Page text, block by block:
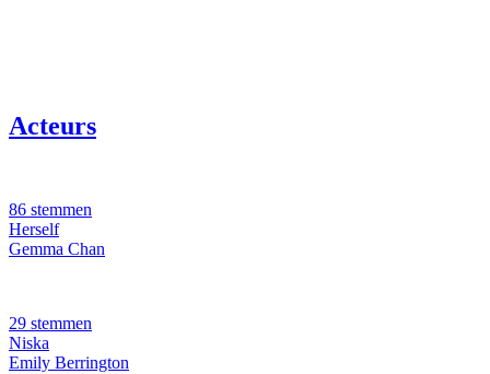
Acteurs
86 stemmen
Herself
Gemma Chan
29 stemmen
Niska
Emily Berrington